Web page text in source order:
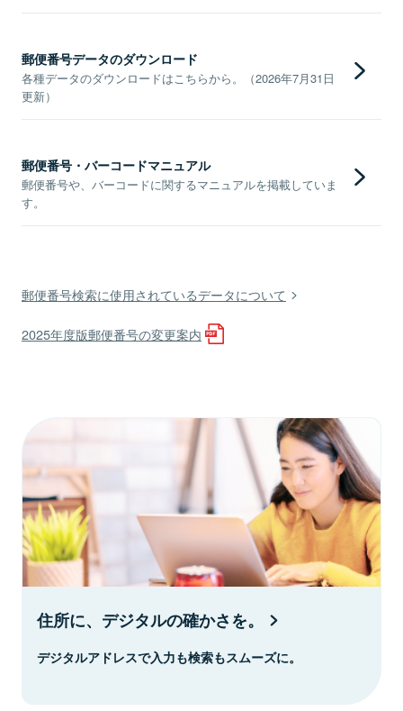
郵便番号データのダウンロード
各種データのダウンロードはこちらから。（2026年7月31日
更新）
郵便番号・バーコードマニュアル
郵便番号や、バーコードに関するマニュアルを掲載していま
す。
郵便番号検索に使用されているデータについて
2025年度版郵便番号の変更案内
住所に、デジタルの確かさを。
デジタルアドレスで入力も検索もスムーズに。